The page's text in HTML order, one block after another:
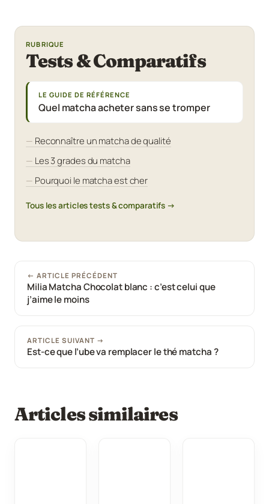
RUBRIQUE
Tests & Comparatifs
LE GUIDE DE RÉFÉRENCE
Quel matcha acheter sans se tromper
Reconnaître un matcha de qualité
Les 3 grades du matcha
Pourquoi le matcha est cher
Tous les articles tests & comparatifs →
← ARTICLE PRÉCÉDENT
Milia Matcha Chocolat blanc : c’est celui que
j’aime le moins
ARTICLE SUIVANT →
Est-ce que l’ube va remplacer le thé matcha ?
Articles similaires